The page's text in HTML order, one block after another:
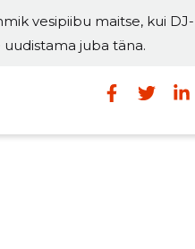
kvaliteetset
naudingut ja head muusikat.
korraldajatele, kes soovivad: proovida laia valikut
vesipiibu maitse, kui DJ-
juba täna.